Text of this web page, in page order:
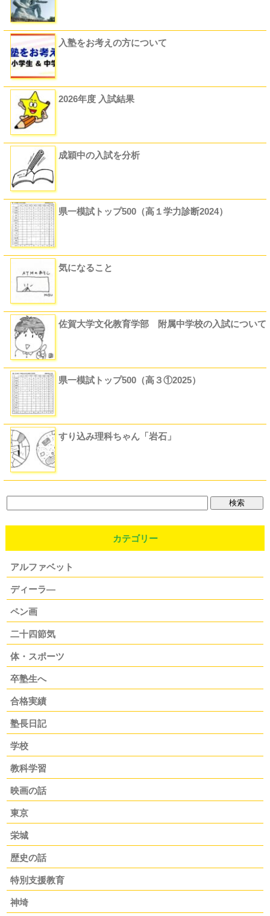
入塾をお考えの方について
2026年度 入試結果
成穎中の入試を分析
県一模試トップ500（高１学力診断2024）
気になること
佐賀大学文化教育学部 附属中学校の入試について
県一模試トップ500（高３①2025）
すり込み理科ちゃん「岩石」
カテゴリー
アルファベット
ディーラ―
ペン画
二十四節気
体・スポーツ
卒塾生へ
合格実績
塾長日記
学校
教科学習
映画の話
東京
栄城
歴史の話
特別支援教育
神埼